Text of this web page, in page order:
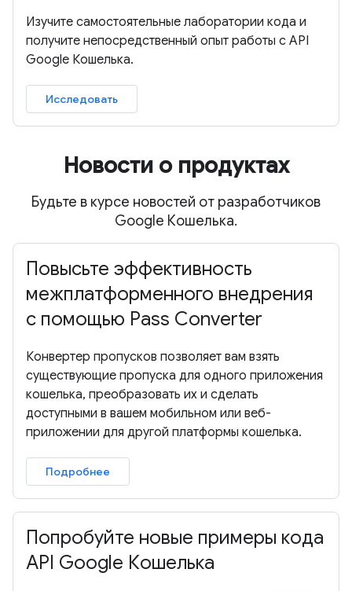
Изучите самостоятельные лаборатории кода и
получите непосредственный опыт работы с API
Google Кошелька.
Исследовать
Новости о продуктах
Будьте в курсе новостей от разработчиков
Google Кошелька.
Повысьте эффективность
межплатформенного внедрения
с помощью Pass Converter
Конвертер пропусков позволяет вам взять
существующие пропуска для одного приложения
кошелька, преобразовать их и сделать
доступными в вашем мобильном или веб-
приложении для другой платформы кошелька.
Подробнее
Попробуйте новые примеры кода
API Google Кошелька